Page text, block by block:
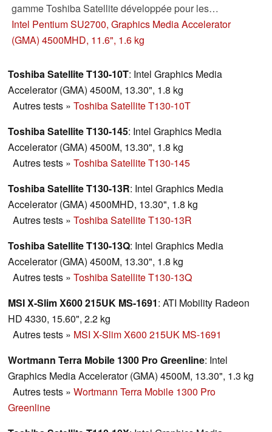
gamme Toshiba Satellite développée pour les
particuliers, avec un total de 22 modèles différents. Les
plus gros représentants mesurent 17.3 pouces de
pouces 16/9ième.
Intel Pentium SU2700, Graphics Media Accelerator
(GMA) 4500MHD, 11.6", 1.6 kg
Toshiba Satellite T130-10T: Intel Graphics Media
Accelerator (GMA) 4500M, 13.30", 1.8 kg
Autres tests » Toshiba Satellite T130-10T
Toshiba Satellite T130-145: Intel Graphics Media
Accelerator (GMA) 4500M, 13.30", 1.8 kg
Autres tests » Toshiba Satellite T130-145
Toshiba Satellite T130-13R: Intel Graphics Media
Accelerator (GMA) 4500MHD, 13.30", 1.8 kg
Autres tests » Toshiba Satellite T130-13R
Toshiba Satellite T130-13Q: Intel Graphics Media
Accelerator (GMA) 4500M, 13.30", 1.8 kg
Autres tests » Toshiba Satellite T130-13Q
MSI X-Slim X600 215UK MS-1691: ATI Mobility Radeon
HD 4330, 15.60", 2.2 kg
Autres tests » MSI X-Slim X600 215UK MS-1691
Wortmann Terra Mobile 1300 Pro Greenline: Intel
Graphics Media Accelerator (GMA) 4500M, 13.30", 1.3 kg
Autres tests » Wortmann Terra Mobile 1300 Pro
Greenline